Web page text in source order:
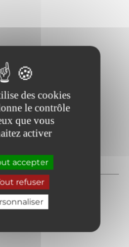
des cookies
le contrôle
que vous
activer
accepter
refuser
: 200 mètres
mètres
: 500 mètres